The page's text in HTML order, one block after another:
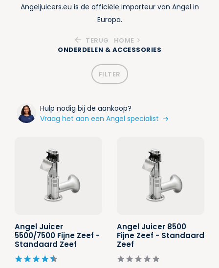
Angeljuicers.eu is de officiële importeur van Angel in
Europa.
TERUG
HOME
ONDERDELEN & ACCESSORIES
FILTER
Hulp nodig bij de aankoop?
Vraag het aan een Angel specialist
Angel Juicer
5500/7500 Fijne Zeef -
Standaard Zeef
Angel Juicer 8500
Fijne Zeef - Standaard
Zeef